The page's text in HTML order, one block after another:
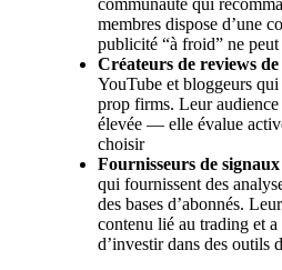
communauté qui
membres dispose d’une
publicité “à froid” ne
Créateurs de reviews
YouTube et bloggeurs
prop firms. Leur audience
élevée — elle évalue
choisir
Fournisseurs de
qui fournissent des
des bases d’abonnés.
contenu lié au trading et
d’investir dans des outils